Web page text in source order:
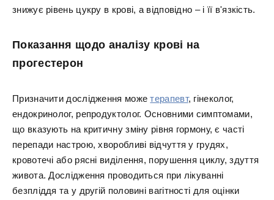
знижує рівень цукру в крові, а відповідно – і її в'язкість.
Показання щодо аналізу крові на
прогестерон
Призначити дослідження можетерапевт, гінеколог,
ендокринолог, репродуктолог. Основними симптомами,
що вказують на критичну зміну рівня гормону, є часті
перепади настрою, хворобливі відчуття у грудях,
кровотечі або рясні виділення, порушення циклу, здуття
живота. Дослідження проводиться при лікуванні
безпліддя та у другій половині вагітності для оцінки